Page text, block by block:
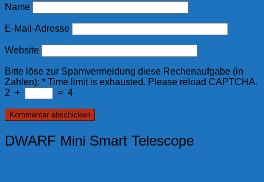
Name
E-Mail-Adresse
Website
Bitte löse zur Spamvermeidung diese Rechenaufgabe (in
Zahlen): * Time limit is exhausted. Please reload CAPTCHA.
2 + = 4
DWARF Mini Smart Telescope